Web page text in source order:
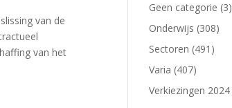
van de
van het
Geen categorie (3)
Onderwijs (308)
Sectoren (491)
Varia (407)
Verkiezingen 2024